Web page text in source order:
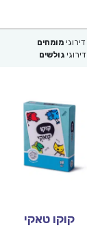
דירוגי מומחים
דירוגי גולשים
קוקו טאקי